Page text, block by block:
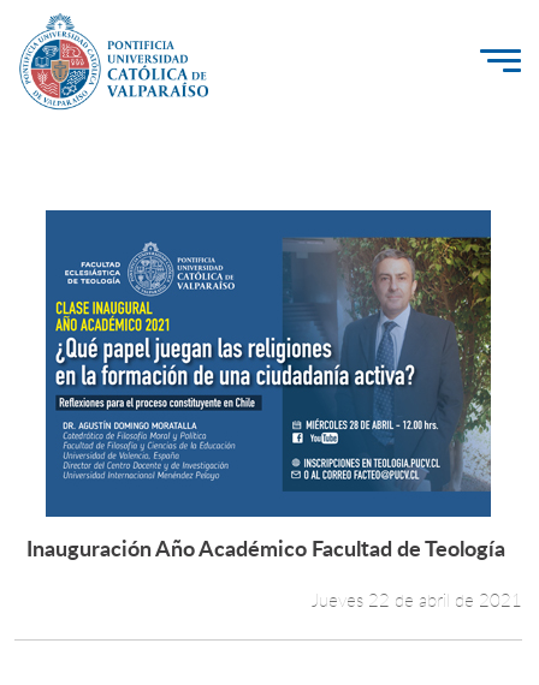
PUCV Internacional
Vinculación con el Medio
Admisión
Pregrado
Postgrado
Formación Continua
Leer más +
Inauguración Año Académico Facultad de Teología
Jueves 22 de abril de 2021